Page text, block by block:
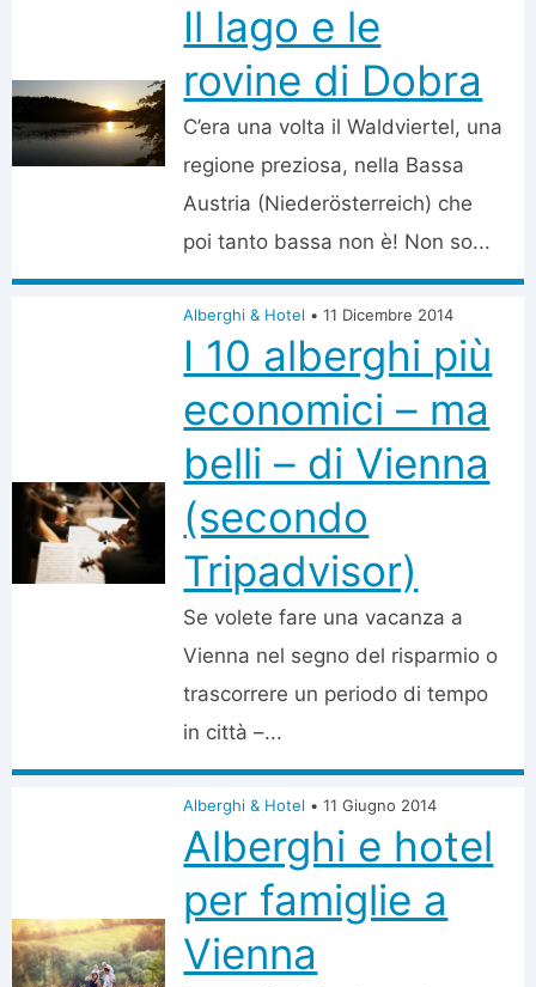
Il lago e le
rovine di Dobra
C’era una volta il Waldviertel, una
regione preziosa, nella Bassa
Austria (Niederösterreich) che
poi tanto bassa non è! Non so...
Alberghi & Hotel • 11 Dicembre 2014
I 10 alberghi più
economici – ma
belli – di Vienna
(secondo
Tripadvisor)
Se volete fare una vacanza a
Vienna nel segno del risparmio o
trascorrere un periodo di tempo
in città –...
Alberghi & Hotel • 11 Giugno 2014
Alberghi e hotel
per famiglie a
Vienna